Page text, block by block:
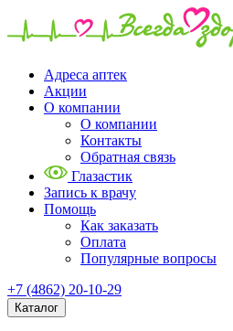
Адреса аптек
Акции
О компании
О компании
Контакты
Обратная связь
Глазастик
Запись к врачу
Помощь
Как заказать
Оплата
Популярные вопросы
+7 (4862) 20-10-29
Каталог